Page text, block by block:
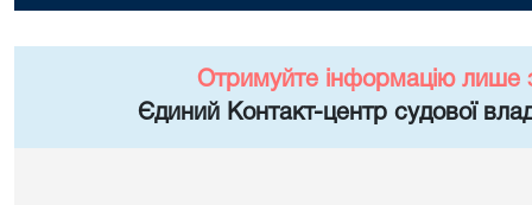
Отримуйте інформацію лише
Єдиний Контакт-центр судової